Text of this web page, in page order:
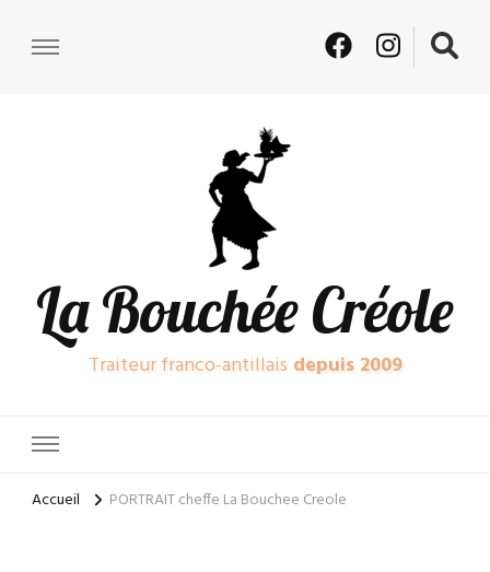
La Bouchée Créole
Traiteur franco-antillais
Accueil PORTRAIT cheffe La Bouchee Creole